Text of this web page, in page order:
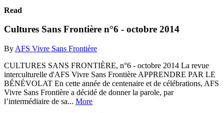
Read
Cultures Sans Frontière n°6 - octobre 2014
By AFS Vivre Sans Frontière
CULTURES SANS FRONTIÈRE, n°6 - octobre 2014 La revue
interculturelle d'AFS Vivre Sans Frontière APPRENDRE PAR LE
BÉNÉVOLAT En cette année de centenaire et de célébrations, AFS
Vivre Sans Frontière a décidé de donner la parole, par
l’intermédiaire de sa... More